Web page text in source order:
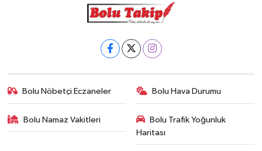
Bolu Nöbetçi Eczaneler Bolu Hava Durumu
Bolu Namaz Vakitleri
Bolu Trafik Yoğunluk
Haritası